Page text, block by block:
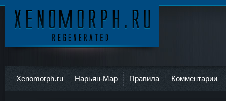
Xenomorph.ru Нарьян-Мар Правила Комментарии